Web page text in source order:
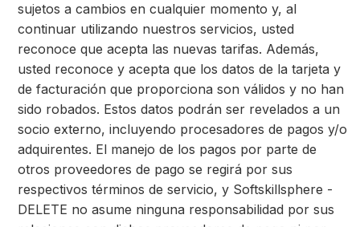
sujetos a cambios en cualquier momento y, al
continuar utilizando nuestros servicios, usted
reconoce que acepta las nuevas tarifas. Además,
usted reconoce y acepta que los datos de la tarjeta y
de facturación que proporciona son válidos y no han
sido robados. Estos datos podrán ser revelados a un
socio externo, incluyendo procesadores de pagos y/o
adquirentes. El manejo de los pagos por parte de
otros proveedores de pago se regirá por sus
respectivos términos de servicio, y Softskillsphere -
DELETE no asume ninguna responsabilidad por sus